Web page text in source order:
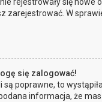
zarejestrować. W
się zalogować!
poprawne, to
informacja, że